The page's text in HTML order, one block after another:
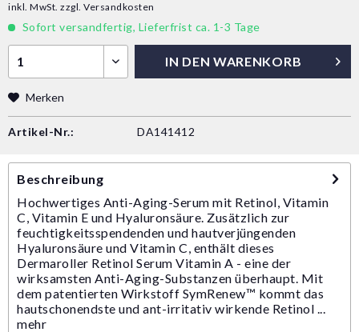
inkl. MwSt. zzgl. Versandkosten
Sofort versandfertig, Lieferfrist ca. 1-3 Tage
IN DEN WARENKORB
Merken
Artikel-Nr.: DA141412
Beschreibung
Hochwertiges Anti-Aging-Serum mit Retinol, Vitamin
C, Vitamin E und Hyaluronsäure. Zusätzlich zur
feuchtigkeitsspendenden und hautverjüngenden
Hyaluronsäure und Vitamin C, enthält dieses
Dermaroller Retinol Serum Vitamin A - eine der
wirksamsten Anti-Aging-Substanzen überhaupt. Mit
dem patentierten Wirkstoff SymRenew™ kommt das
hautschonendste und ant-irritativ wirkende Retinol ...
mehr